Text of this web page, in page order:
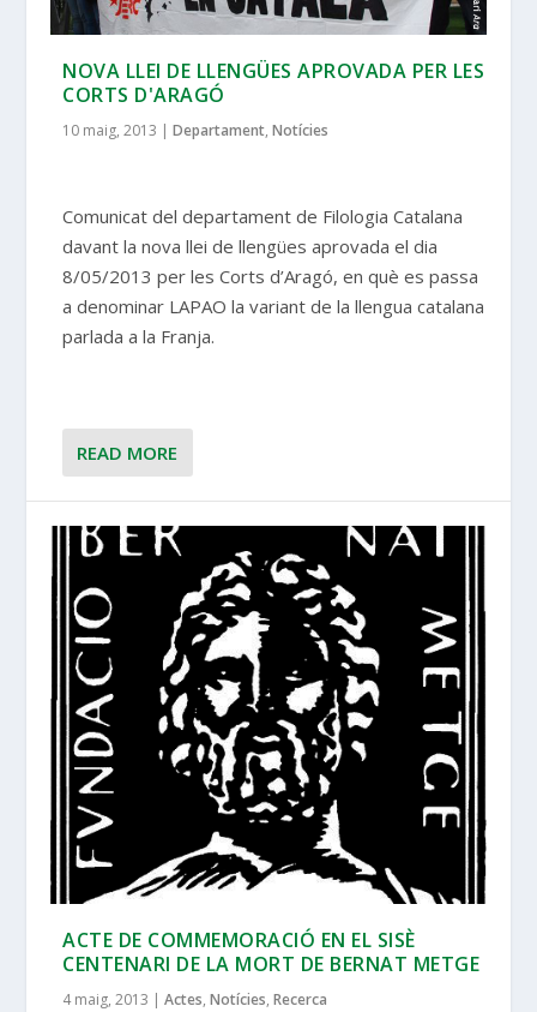
NOVA LLEI DE LLENGÜES APROVADA PER LES
CORTS D'ARAGÓ
10 maig, 2013 |Departament,Notícies
Comunicat del departament de Filologia Catalana
davant la nova llei de llengües aprovada el dia
8/05/2013 per les Corts d’Aragó, en què es passa
a denominar LAPAO la variant de la llengua catalana
parlada a la Franja.
READ MORE
ACTE DE COMMEMORACIÓ EN EL SISÈ
CENTENARI DE LA MORT DE BERNAT METGE
4 maig, 2013 |Actes,Notícies,Recerca